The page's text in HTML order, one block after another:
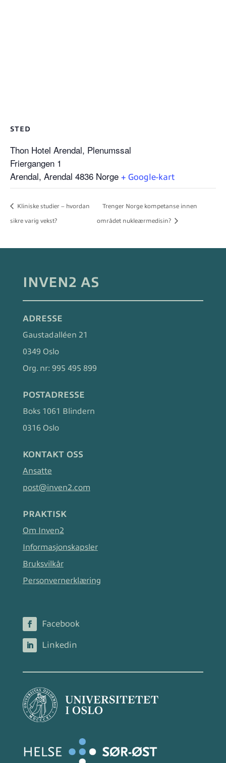
STED
Thon Hotel Arendal, Plenumssal
Friergangen 1
Arendal, Arendal 4836 Norge + Google-kart
Kliniske studier – hvordan
sikre varig vekst?
Trenger Norge kompetanse innen
området nukleærmedisin?
INVEN2 AS
ADRESSE
Gaustadalléen 21
0349 Oslo
Org. nr: 995 495 899
POSTADRESSE
Boks 1061 Blindern
0316 Oslo
KONTAKT OSS
Ansatte
post@inven2.com
PRAKTISK
Om Inven2
Informasjonskapsler
Bruksvilkår
Personvernerklæring